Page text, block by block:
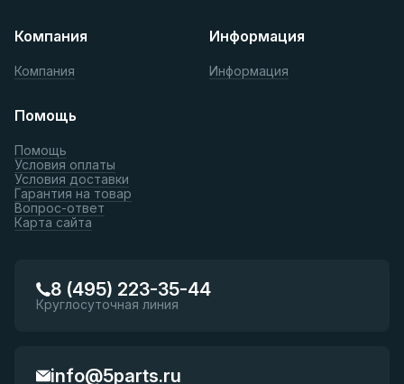
Компания
Компания
Информация
Информация
Помощь
Помощь
Условия оплаты
Условия доставки
Гарантия на товар
Вопрос-ответ
Карта сайта
8 (495) 223-35-44
Круглосуточная линия
info@5parts.ru